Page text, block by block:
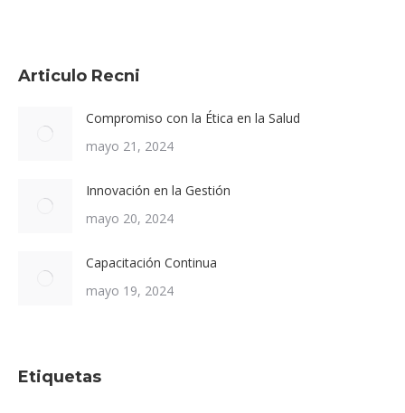
Articulo Recni
Compromiso con la Ética en la Salud
mayo 21, 2024
Innovación en la Gestión
mayo 20, 2024
Capacitación Continua
mayo 19, 2024
Etiquetas